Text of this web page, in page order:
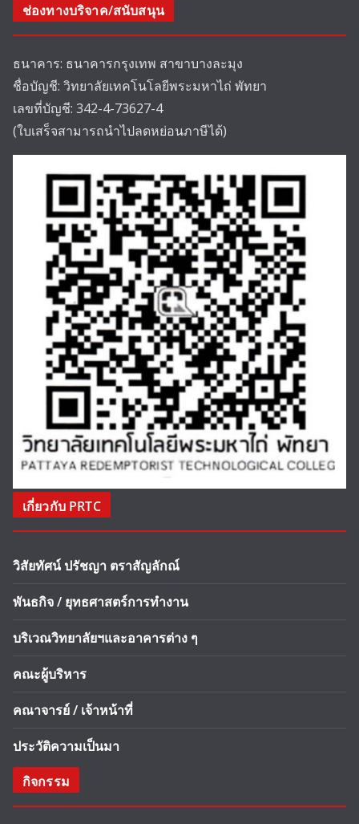
ช่องทางบริจาค/สนับสนุน
ธนาคาร: ธนาคารกรุงเทพ สาขาบางละมุง
ชื่อบัญชี: วิทยาลัยเทคโนโลยีพระมหาไถ่ พัทยา
เลขที่บัญชี: 342-4-73627-4
(ใบเสร็จสามารถนำไปลดหย่อนภาษีได้)
เกี่ยวกับ PRTC
วิสัยทัศน์ ปรัชญา ตราสัญลักณ์
พันธกิจ / ยุทธศาสตร์การทำงาน
บริเวณวิทยาลัยฯและอาคารต่าง ๆ
คณะผู้บริหาร
คณาจารย์ / เจ้าหน้าที่
ประวัติความเป็นมา
กิจกรรม